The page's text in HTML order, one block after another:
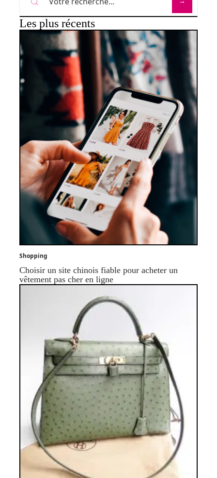
Les plus récents
Shopping
Choisir un site chinois fiable pour acheter un
vêtement pas cher en ligne